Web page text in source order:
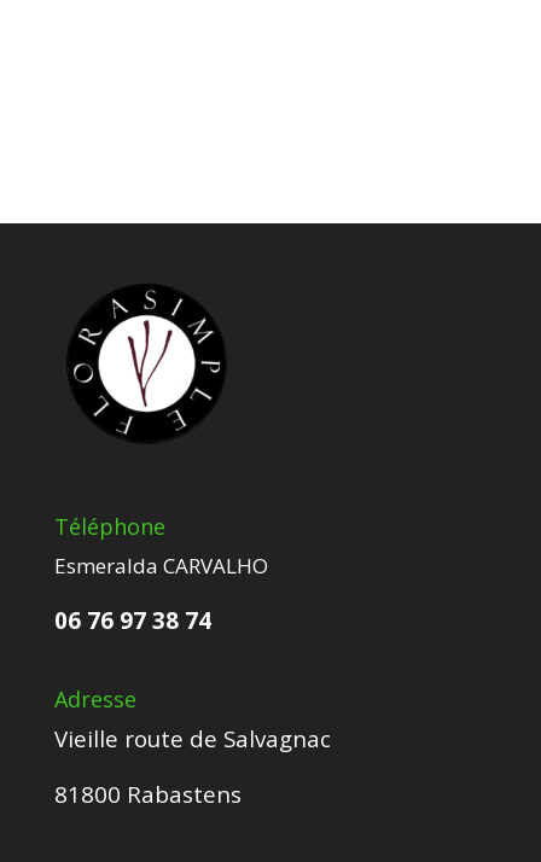
Téléphone
Esmeralda CARVALHO
06 76 97 38 74
Adresse
Vieille route de Salvagnac
81800 Rabastens